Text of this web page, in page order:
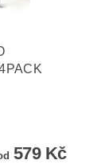
579 Kč